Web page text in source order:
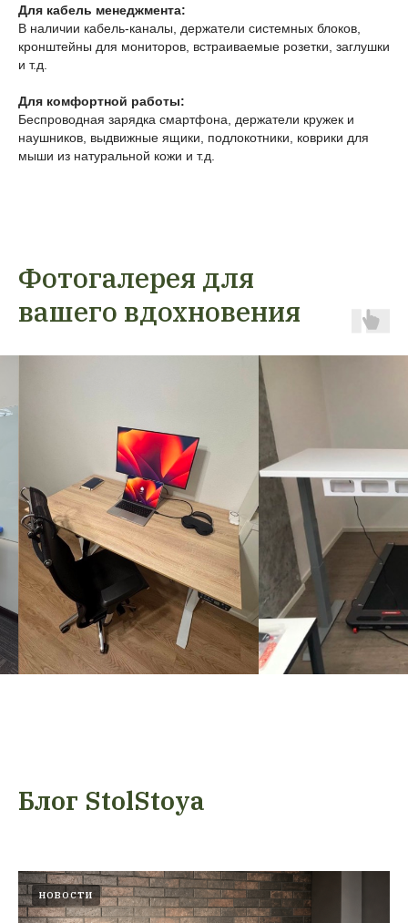
Для кабель менеджмента:
В наличии кабель-каналы, держатели системных блоков,
кронштейны для мониторов, встраиваемые розетки, заглушки
и т.д.
Для комфортной работы:
Беспроводная зарядка смартфона, держатели кружек и
наушников, выдвижные ящики, подлокотники, коврики для
мыши из натуральной кожи и т.д.
Фотогалерея для
вашего вдохновения
Блог StolStoya
НОВОСТИ